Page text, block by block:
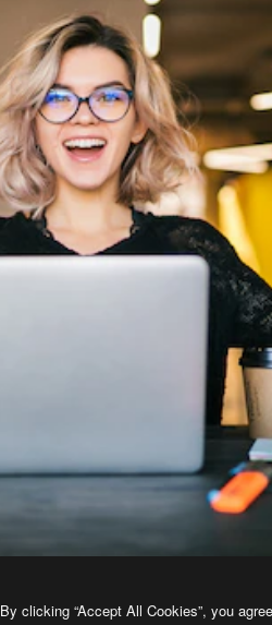
By clicking “Accept All Cookies”, you